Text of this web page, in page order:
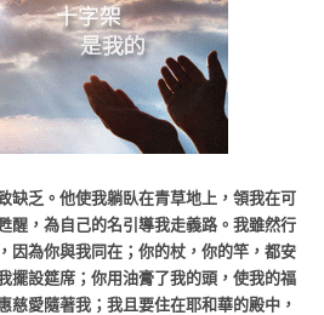
缺乏。他使我躺臥在青草地上，領我在可
醒，為自己的名引導我走義路。我雖然行
因為你與我同在；你的杖，你的竿，都安
擺設筵席；你用油膏了我的頭，使我的福
慈愛隨著我；我且要住在耶和華的殿中，